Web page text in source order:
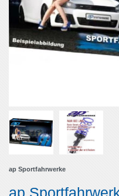
ap Sportfahrwerke
ap